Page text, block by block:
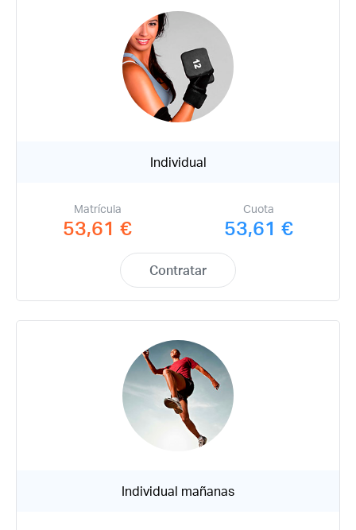
Individual
Matrícula
53,61 €
Cuota
53,61 €
Contratar
Individual mañanas